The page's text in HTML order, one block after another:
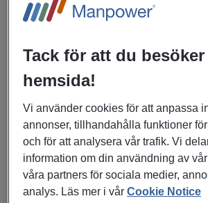
en kompetent och engagerad
elevernas kunskapsutveckling och
inkluderande lärmiljö där alla elever ges
Vi har höga förväntningar på våra elever
en strukturerad och likvärdig
vara delaktiga i sitt lärande. Vi lägger
starka grunder i elevernas kunskaper,
språkutvecklande i alla ämnen.
Tack för att du besöker
hemsida!
Vi använder cookies för att anpassa
annonser, tillhandahålla funktioner
och för att analysera vår trafik. Vi
information om din användning av
våra partners för sociala medier,
analys. Läs mer i vårCookie Notice